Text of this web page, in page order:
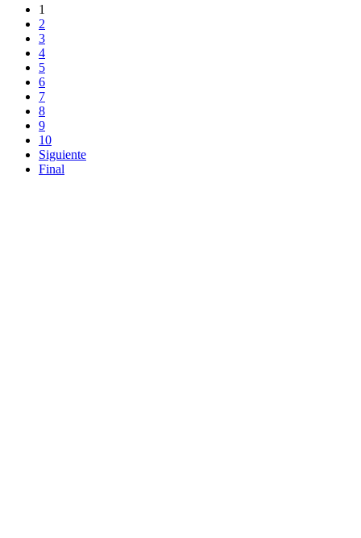
1
2
3
4
5
6
7
8
9
10
Siguiente
Final